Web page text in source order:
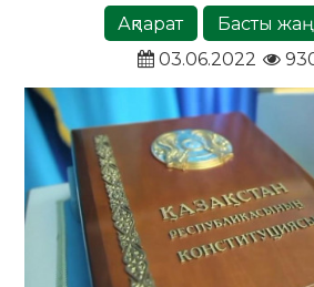
Ақпарат
Басты
03.06.2022